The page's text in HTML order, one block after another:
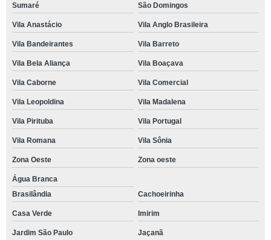
Sumaré São Domingos
Vila Anastácio Vila Anglo Brasileira
Vila Bandeirantes Vila Barreto
Vila Bela Aliança Vila Boaçava
Vila Caborne Vila Comercial
Vila Leopoldina Vila Madalena
Vila Pirituba Vila Portugal
Vila Romana Vila Sônia
Zona Oeste Zona oeste
Água Branca
Brasilândia
Cachoeirinha
Casa Verde Imirim
Jardim São Paulo Jaçanã